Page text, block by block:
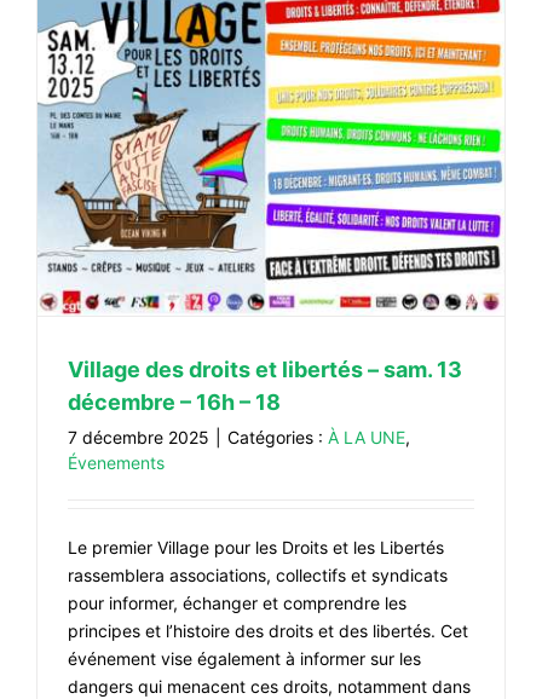
PUBLICATIONS
CONTACT
#ACTIONS
#VOS ÉLUES
#FORMATION
#COMMUNIQUÉS
#ÉLECTIONS
#DÉBATS
#ARCHIVES
Village des droits et libertés – sam. 13
décembre – 16h – 18
7 décembre 2025 Catégories : À LA UNE,
Évenements
Le premier Village pour les Droits et les Libertés
rassemblera associations, collectifs et syndicats
pour informer, échanger et comprendre les
principes et l’histoire des droits et des libertés. Cet
événement vise également à informer sur les
dangers qui menacent ces droits, notamment dans